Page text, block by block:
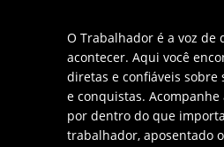
O Trabalhador é a voz de
acontecer. Aqui você
diretas e confiáveis sobre
e conquistas.
por dentro do que
trabalhador, aposentado